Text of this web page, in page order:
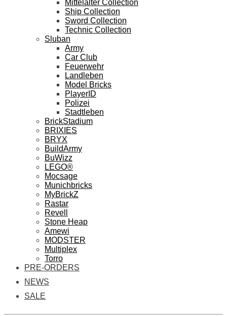
Mittelalter Collection
Ship Collection
Sword Collection
Technic Collection
Sluban
Army
Car Club
Feuerwehr
Landleben
Model Bricks
PlayerID
Polizei
Stadtleben
BrickStadium
BRIXIES
BRYX
BuildArmy
BuWizz
LEGO®
Mocsage
Munichbricks
MyBrickZ
Rastar
Revell
Stone Heap
Amewi
MODSTER
Multiplex
Torro
PRE-ORDERS
NEWS
SALE